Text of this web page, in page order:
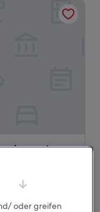
at
Embarcadero
St & Kearny St
oder greifen